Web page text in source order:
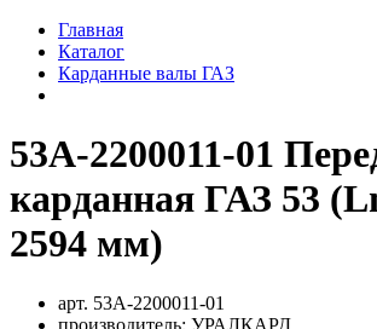
Главная
Каталог
Карданные валы ГАЗ
53А-2200011-01
карданная ГАЗ 53
2594 мм)
арт. 53А-2200011-01
производитель: УРАЛКАРД